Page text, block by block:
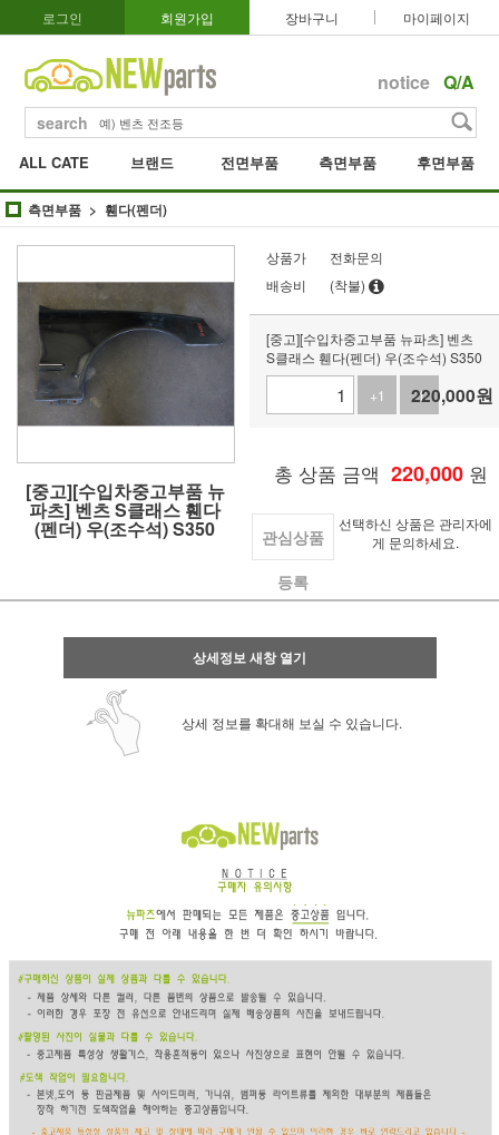
로그인 회원가입 장바구니 마이페이지
notice Q/A
search
ALL CATE 브랜드 전면부품 측면부품 후면부품
측면부품 휀다(펜더)
[중고][수입차중고부품 뉴
파츠] 벤츠 S클래스 휀다
(펜더) 우(조수석) S350
상품가
전화문의
배송비
(착불)
[중고][수입차중고부품 뉴파츠] 벤츠
S클래스 휀다(펜더) 우(조수석) S350
+1
-1
220,000원
총 상품 금액 220,000 원
관심상품
등록
선택하신 상품은 관리자에
게 문의하세요.
상세정보 새창 열기
상세 정보를 확대해 보실 수 있습니다.